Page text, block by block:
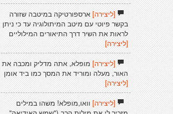
[ליצירה]ארספורטיקה במיטבה שזורה
בקשר פיוטי עם מיטב המיתולוגיה עד כי ניתן
לראות את השיר דרך התיאורים המילוליים
[ליצירה]
[ליצירה]מופלא, אתה מדליק ומכבה את
האור, מעלה ומוריד את המסך כמו ביד אומן
[ליצירה]
[ליצירה]וואו,מופלא! משהו במילים